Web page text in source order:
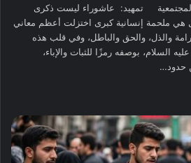
تمهيد: عاشوراء ليست ذكرى
هي ملحمة إنسانية كبرى اختزلت أعظم معاني
والذل، والحق والباطل، وفي قلب هذه
السلام، بوصفه رمزًا للثبات والإباء،
حدود…